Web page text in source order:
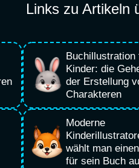
Links zu Artikeln
Buchillustration
Kinder: die
der Erstellung
Charakteren
Moderne
wählt man
für sein Buch